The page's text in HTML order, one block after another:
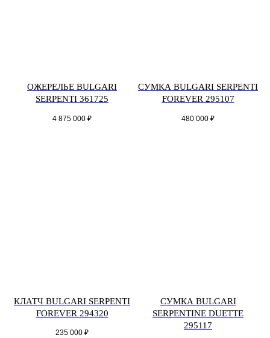
ОЖЕРЕЛЬЕ BULGARI
SERPENTI 361725
4 875 000 ₽
СУМКА BULGARI SERPENTI
FOREVER 295107
480 000 ₽
КЛАТЧ BULGARI SERPENTI
FOREVER 294320
235 000 ₽
СУМКА BULGARI
SERPENTINE DUETTE
295117